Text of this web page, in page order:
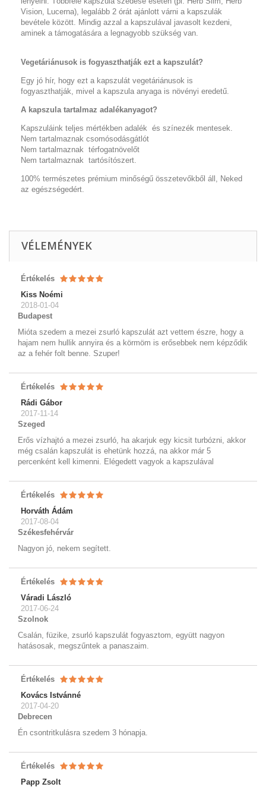
Vision, Lucerna), legalább 2 órát ajánlott várni a kapszulák
bevétele között. Mindig azzal a kapszulával javasolt kezdeni,
aminek a támogatására a legnagyobb szükség van.
Vegetáriánusok is fogyaszthatják ezt a kapszulát?
Egy jó hír, hogy ezt a kapszulát vegetáriánusok is
fogyaszthatják, mivel a kapszula anyaga is növényi eredetű.
A kapszula tartalmaz adalékanyagot?
Kapszuláink teljes mértékben adalék és színezék mentesek.
Nem tartalmaznak csomósodásgátlót
Nem tartalmaznak térfogatnövelőt
Nem tartalmaznak tartósítószert.
100% természetes prémium minőségű összetevőkből áll, Neked
az egészségedért.
VÉLEMÉNYEK
Értékelés
Kiss Noémi
2018-01-04
Budapest
Mióta szedem a mezei zsurló kapszulát azt vettem észre, hogy a
hajam nem hullik annyira és a körmöm is erősebbek nem képződik
az a fehér folt benne. Szuper!
Értékelés
Rádi Gábor
2017-11-14
Szeged
Erős vízhajtó a mezei zsurló, ha akarjuk egy kicsit turbózni, akkor
még csalán kapszulát is ehetünk hozzá, na akkor már 5
percenként kell kimenni. Elégedett vagyok a kapszulával
Értékelés
Horváth Ádám
2017-08-04
Székesfehérvár
Nagyon jó, nekem segített.
Értékelés
Váradi László
2017-06-24
Szolnok
Csalán, füzike, zsurló kapszulát fogyasztom, együtt nagyon
hatásosak, megszűntek a panaszaim.
Értékelés
Kovács Istvánné
2017-04-20
Debrecen
Én csontritkulásra szedem 3 hónapja.
Értékelés
Papp Zsolt